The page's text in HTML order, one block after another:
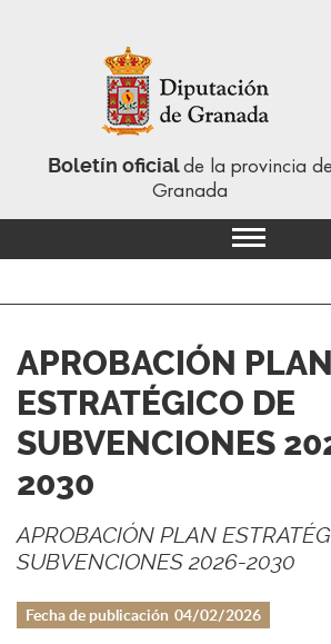
Boletín oficialde la provincia
Granada
APROBACIÓN PLAN
ESTRATÉGICO DE
SUBVENCIONES
2030
APROBACIÓN PLAN
SUBVENCIONES 2026-2030
Fecha de publicación 04/02/2026